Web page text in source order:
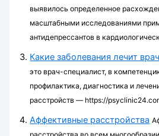
выявилось определен­ное
масштабными исследова­ниями
антидепрессантов в
Какие заболевания лечит
это врач-специалист, в
профилактика, диагностика и
расстройств — https://
Аффективные расстройства